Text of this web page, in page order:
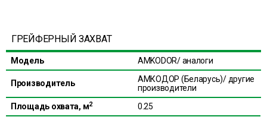
ГРЕЙФЕРНЫЙ ЗАХВАТ
Модель AMKODOR/ аналоги
Производитель
АМКОДОР (Беларусь)/ другие
производители
Площадь охвата, м2 0.25